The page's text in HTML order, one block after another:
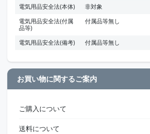
電気用品安全法(本体)
非対象
電気用品安全法(付属
品等)
付属品等無し
電気用品安全法(備考) 付属品等無し
お買い物に関するご案内
ご購入について
送料について